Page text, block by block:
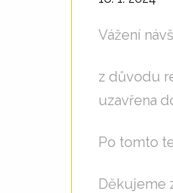
Vážení
z důvodu
uzavřena
Po tomto
Děkujeme